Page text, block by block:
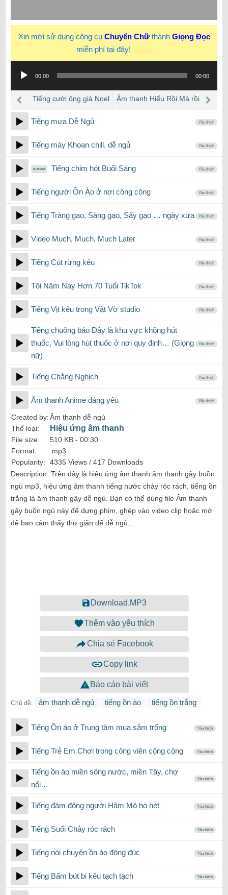
Xin mời sử dụng công cụ Chuyển Chữthành Giọng Đọc
miễn phí tại đây!
phát
âm
thanh
00:00 00:00
Tiếng cười ông già Noel
Âm thanh Hiểu Rồi Mà rồi
Tiếng mưa Dễ Ngủ Yêu thích
Tiếng máy Khoan chill, dễ ngủ Yêu thích
Tiếng chim hót Buổi Sáng Yêu thích
Tiếng người Ồn Ào ở nơi công cộng Yêu thích
Tiếng Tràng gạo, Sàng gạo, Sẩy gạo … ngày xưa Yêu thích
Video Much, Much, Much Later Yêu thích
Tiếng Cút rừng kêu Yêu thích
Tôi Năm Nay Hơn 70 Tuổi TikTok Yêu thích
Tiếng Vịt kêu trong Vật Vờ studio Yêu thích
Tiếng chuông báo Đây là khu vực không hút
thuốc, Vui lòng hút thuốc ở nơi quy định… (Giọng
nữ)
Yêu thích
Tiếng Chằng Nghịch Yêu thích
Âm thanh Anime đáng yêu Yêu thích
Created by:Âm thanh dễ ngủ
Thể loại:
Hiệu ứng âm thanh
File size: 510 KB - 00:30
Format:
.mp3
Popularity:
4335 Views / 417 Downloads
Description: Trên đây là hiệu ứng âm thanh âm thanh gây buồn
ngủ mp3, hiệu ứng âm thanh tiếng nước chảy róc rách, tiếng ồn
trắng là âm thanh gây dễ ngủ. Bạn có thể dùng file Âm thanh
gây buồn ngủ này để dựng phim, ghép vào video clip hoặc mở
để bạn cảm thấy thư giãn để dễ ngủ...
Download.MP3
Thêm vào yêu thích
Chia sẻ Facebook
Copy link
Báo cáo bài viết
Chủ đề: âm thanh dễ ngủ tiếng ồn ào tiếng ồn trắng
Tiếng Ồn ào ở Trung tâm mua sắm trống Yêu thích
Tiếng Trẻ Em Chơi trong công viên cộng cộng Yêu thích
Tiếng ồn ào miền sông nước, miền Tây, chợ
nổi…
Yêu thích
Tiếng đám đông người Hâm Mộ hò hét Yêu thích
Tiếng Suối Chảy róc rách Yêu thích
Tiếng nói chuyện ồn ào đông đúc Yêu thích
Tiếng Bấm bút bi kêu tạch tạch Yêu thích